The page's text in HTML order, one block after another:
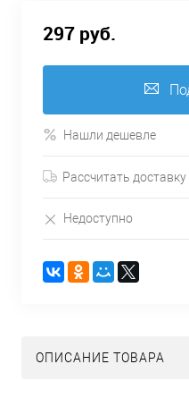
297 руб.
Нашли дешевле
Рассчитать доставку
Недоступно
ОПИСАНИЕ ТОВАРА